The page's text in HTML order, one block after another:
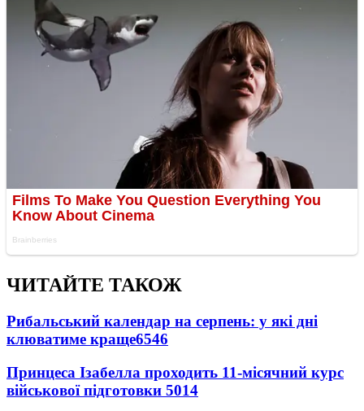
ЧИТАЙТЕ ТАКОЖ
Рибальський календар на серпень: у які дні
клюватиме краще6546
Принцеса Ізабелла проходить 11-місячний курс
військової підготовки 5014